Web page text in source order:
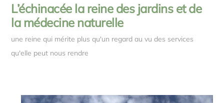
L’échinacée la reine des jardins et de
la médecine naturelle
une reine qui mérite plus qu'un regard au vu des services
qu'elle peut nous rendre